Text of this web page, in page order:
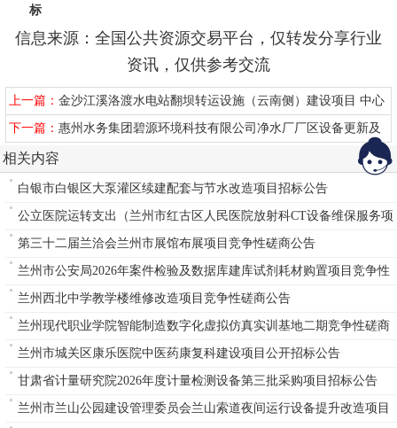
标
信息来源：全国公共资源交易平台，仅转发分享行业
资讯，仅供参考交流
上一篇：金沙江溪洛渡水电站翻坝转运设施（云南侧）建设项目 中心
试验室招标
下一篇：惠州水务集团碧源环境科技有限公司净水厂厂区设备更新及
配套设施改造
相关内容
白银市白银区大泵灌区续建配套与节水改造项目招标公告
公立医院运转支出（兰州市红古区人民医院放射科CT设备维保服务项
目）
第三十二届兰洽会兰州市展馆布展项目竞争性磋商公告
兰州市公安局2026年案件检验及数据库建库试剂耗材购置项目竞争性
磋商公告
兰州西北中学教学楼维修改造项目竞争性磋商公告
兰州现代职业学院智能制造数字化虚拟仿真实训基地二期竞争性磋商
公告
兰州市城关区康乐医院中医药康复科建设项目公开招标公告
甘肃省计量研究院2026年度计量检测设备第三批采购项目招标公告
兰州市兰山公园建设管理委员会兰山索道夜间运行设备提升改造项目